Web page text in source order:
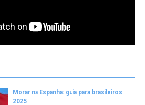
Morar na Espanha: guia para brasileiros
2025